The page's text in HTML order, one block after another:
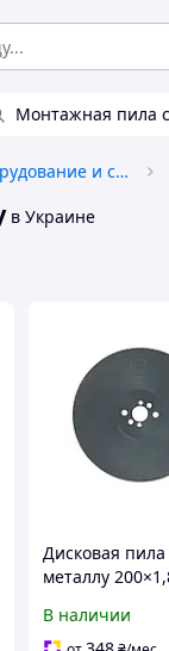
Монтажная пила
Промышленное оборудование и станки
в Украине
Дисковая
металлу
В наличии